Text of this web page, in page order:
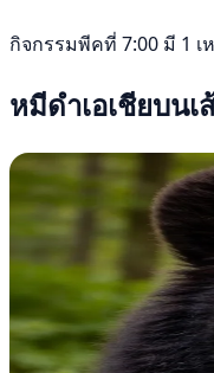
กิจกรรมพีคที่ 7:00 มี 1
หมีดำเอเชียบน